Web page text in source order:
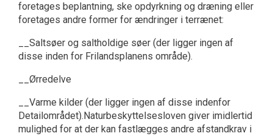
foretages beplantning, ske opdyrkning og dræning eller
foretages andre former for ændringer i terrænet:
__Saltsøer og saltholdige søer (der ligger ingen af
disse inden for Frilandsplanens område).
__Ørredelve
__Varme kilder (der ligger ingen af disse indenfor
Detailområdet).Naturbeskyttelsesloven giver imidlertid
mulighed for at der kan fastlægges andre afstandkrav i